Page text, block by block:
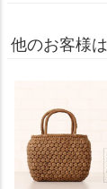
他のお客様